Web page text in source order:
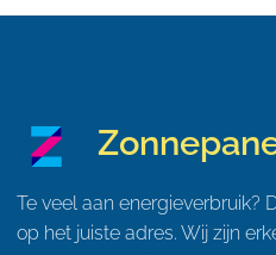
Te veel aan energieverbruik?
op het juiste adres. Wij zijn